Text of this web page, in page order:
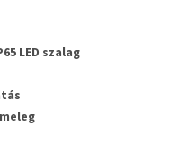
LED szalag